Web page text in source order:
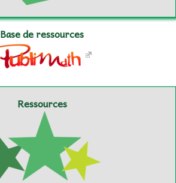
Base de ressources
Ressources